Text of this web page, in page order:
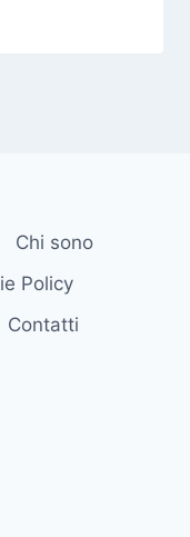
Chi sono
Policy
Contatti